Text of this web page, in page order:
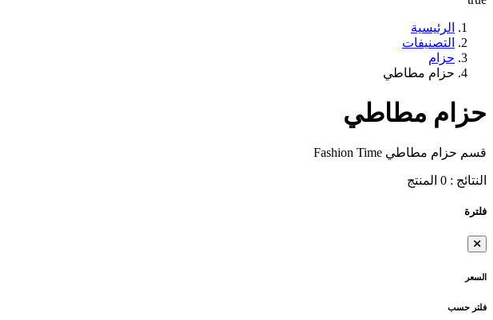
الرئيسية
التصنيفات
حزام
حزام مطاطي
حزام مطاطي
قسم حزام مطاطي Fashion Time
النتائج : 0 المنتج
فلترة
السعر
فلتر حسب